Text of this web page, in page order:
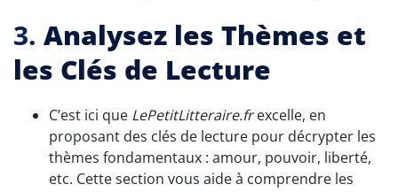
3. Analysez les Thèmes et
les Clés de Lecture
C’est ici que LePetitLitteraire.frexcelle, en
proposant des clés de lecture pour décrypter les
thèmes fondamentaux : amour, pouvoir, liberté,
etc. Cette section vous aide à comprendre les